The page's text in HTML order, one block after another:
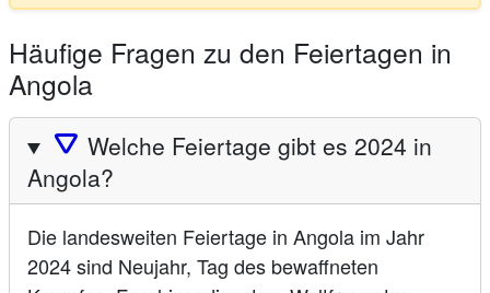
Häufige Fragen zu den Feiertagen in
Angola
🛆 Welche Feiertage gibt es 2024 in
Angola?
Die landesweiten Feiertage in Angola im Jahr
2024 sind Neujahr, Tag des bewaffneten